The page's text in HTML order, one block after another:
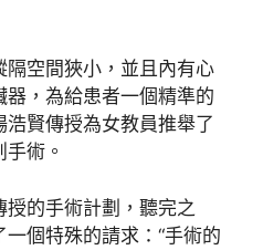
隔空間狹小，並且內有心
，為給患者一個精準的
賢傳授為女教員推舉了
術。
的手術計劃，聽完之
個特殊的請求：“手術的